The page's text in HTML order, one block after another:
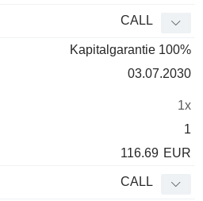
CALL
Kapitalgarantie 100%
03.07.2030
1x
1
116.69 EUR
CALL